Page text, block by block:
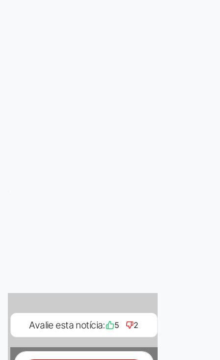
Avalie esta notícia: 5 2